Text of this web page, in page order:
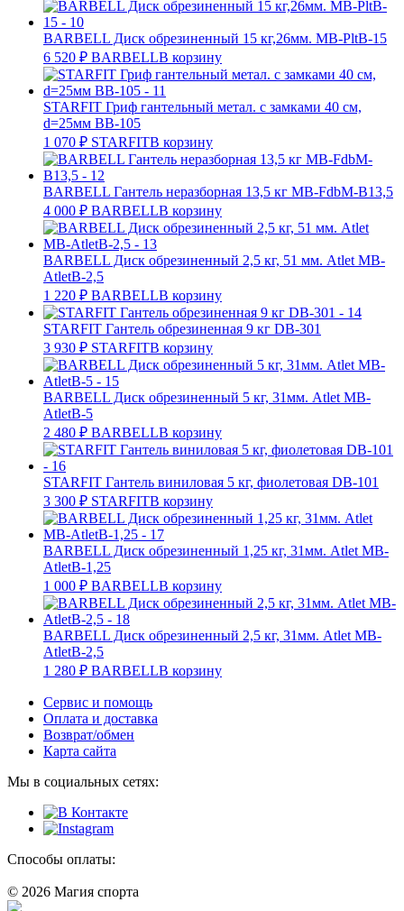
BARBELL Диск обрезиненный 15 кг,26мм. MB-PltB-15
6 520 ₽ BARBELLВ корзину
STARFIT Гриф гантельный метал. с замками 40 см,
d=25мм BB-105
1 070 ₽ STARFITВ корзину
BARBELL Гантель неразборная 13,5 кг MB-FdbM-B13,5
4 000 ₽ BARBELLВ корзину
BARBELL Диск обрезиненный 2,5 кг, 51 мм. Atlet MB-
AtletB-2,5
1 220 ₽ BARBELLВ корзину
STARFIT Гантель обрезиненная 9 кг DB-301
3 930 ₽ STARFITВ корзину
BARBELL Диск обрезиненный 5 кг, 31мм. Atlet MB-
AtletB-5
2 480 ₽ BARBELLВ корзину
STARFIT Гантель виниловая 5 кг, фиолетовая DB-101
3 300 ₽ STARFITВ корзину
BARBELL Диск обрезиненный 1,25 кг, 31мм. Atlet MB-
AtletB-1,25
1 000 ₽ BARBELLВ корзину
BARBELL Диск обрезиненный 2,5 кг, 31мм. Atlet MB-
AtletB-2,5
1 280 ₽ BARBELLВ корзину
Сервис и помощь
Оплата и доставка
Возврат/обмен
Карта сайта
Мы в социальных сетях:
Способы оплаты:
© 2026 Магия спорта